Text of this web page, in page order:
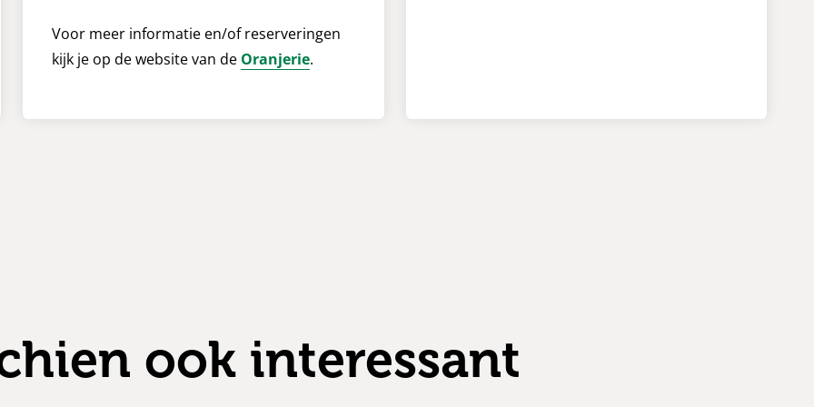
Voor meer informatie en/of reserveringen
kijk je op de website van de Oranjerie.
ook interessant